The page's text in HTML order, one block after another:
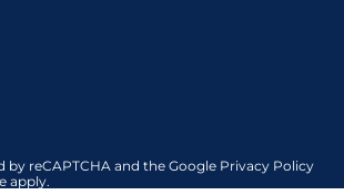
by reCAPTCHA and the Google Privacy Policy
apply.